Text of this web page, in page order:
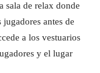
sala de relax donde
antes de
a los vestuarios
y el lugar